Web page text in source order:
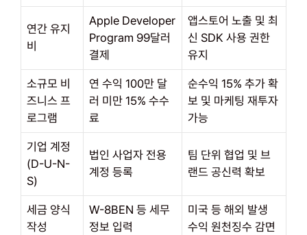
연간 유지
비
Apple Developer
Program 99달러
결제
앱스토어 노출 및 최
신 SDK 사용 권한
유지
소규모 비
즈니스 프
로그램
연 수익 100만 달
러 미만 15% 수수
료
순수익 15% 추가 확
보 및 마케팅 재투자
가능
기업 계정
(D-U-N-
S)
법인 사업자 전용
계정 등록
팀 단위 협업 및 브
랜드 공신력 확보
세금 양식
작성
W-8BEN 등 세무
정보 입력
미국 등 해외 발생
수익 원천징수 감면